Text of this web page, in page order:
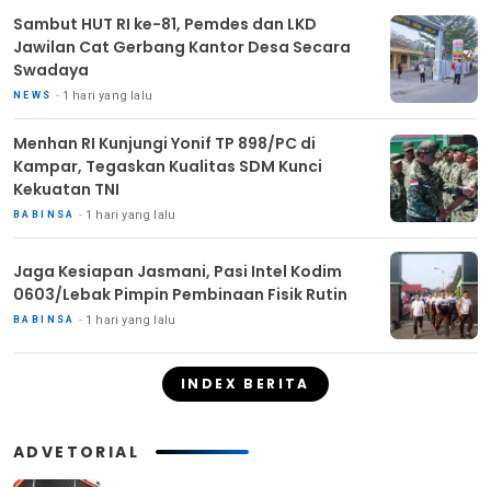
Sambut HUT RI ke-81, Pemdes dan LKD
Jawilan Cat Gerbang Kantor Desa Secara
Swadaya
NEWS 1 hari yang lalu
Menhan RI Kunjungi Yonif TP 898/PC di
Kampar, Tegaskan Kualitas SDM Kunci
Kekuatan TNI
BABINSA 1 hari yang lalu
Jaga Kesiapan Jasmani, Pasi Intel Kodim
0603/Lebak Pimpin Pembinaan Fisik Rutin
BABINSA 1 hari yang lalu
INDEX BERITA
ADVETORIAL